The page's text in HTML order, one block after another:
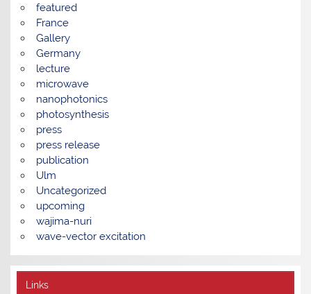
featured
France
Gallery
Germany
lecture
microwave
nanophotonics
photosynthesis
press
press release
publication
Ulm
Uncategorized
upcoming
wajima-nuri
wave-vector excitation
Links